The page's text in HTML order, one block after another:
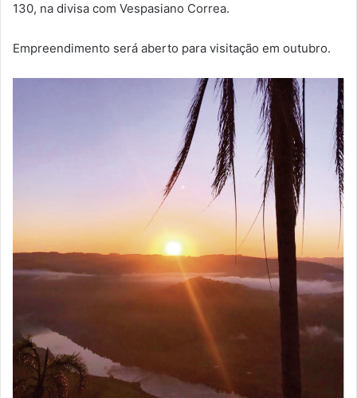
130, na divisa com Vespasiano Correa.
Empreendimento será aberto para visitação em outubro.